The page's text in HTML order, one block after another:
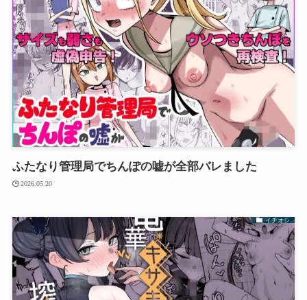
ふたなり管理局でちんぽの嘘が全部バレました
2026.05.20
イチオシ